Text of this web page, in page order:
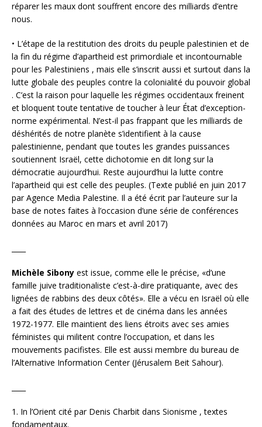
réparer les maux dont souffrent encore des milliards d’entre
nous.
• L’étape de la restitution des droits du peuple palestinien et de
la fin du régime d’apartheid est primordiale et incontournable
pour les Palestiniens , mais elle s’inscrit aussi et surtout dans la
lutte globale des peuples contre la colonialité du pouvoir global
. C’est la raison pour laquelle les régimes occidentaux freinent
et bloquent toute tentative de toucher à leur État d’exception-
norme expérimental. N’est-il pas frappant que les milliards de
déshérités de notre planète s’identifient à la cause
palestinienne, pendant que toutes les grandes puissances
soutiennent Israël, cette dichotomie en dit long sur la
démocratie aujourd’hui. Reste aujourd’hui la lutte contre
l’apartheid qui est celle des peuples. (Texte publié en juin 2017
par Agence Media Palestine. Il a été écrit par l’auteure sur la
base de notes faites à l’occasion d’une série de conférences
données au Maroc en mars et avril 2017)
Michèle Sibony est issue, comme elle le précise, «d’une
famille juive traditionaliste c’est-à-dire pratiquante, avec des
lignées de rabbins des deux côtés». Elle a vécu en Israël où elle
a fait des études de lettres et de cinéma dans les années
1972-1977. Elle maintient des liens étroits avec ses amies
féministes qui militent contre l’occupation, et dans les
mouvements pacifistes. Elle est aussi membre du bureau de
l’Alternative Information Center (Jérusalem Beit Sahour).
1. In l’Orient cité par Denis Charbit dans Sionisme , textes
fondamentaux.